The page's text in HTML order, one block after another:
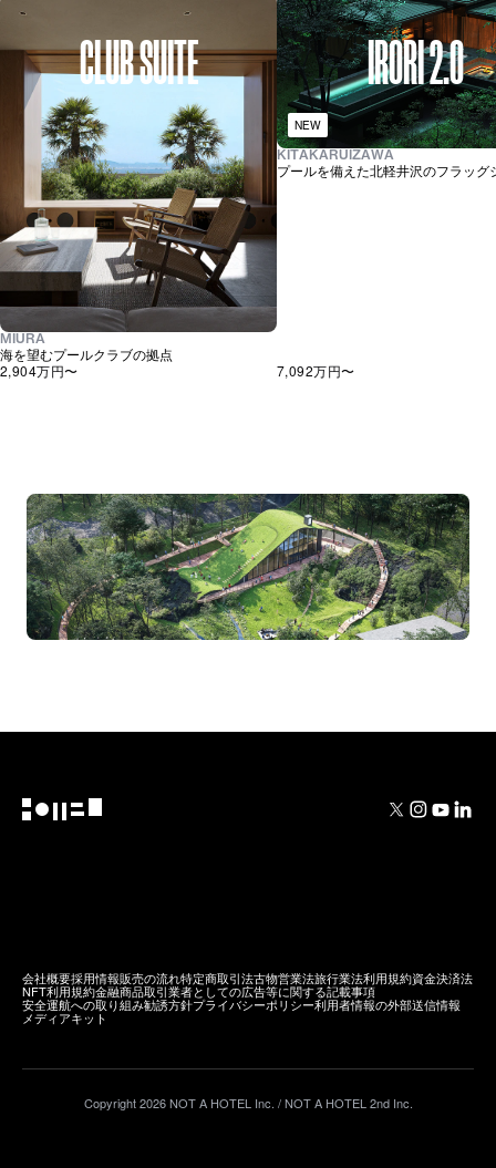
CLUB SUITE
MIURA
海を望むプールクラブの拠点
2,904万円〜
IRORI 2.0
NEW
KITAKARUIZAWA
プールを備えた北軽井沢のフラッグ
7,092万円〜
会社概要採用情報販売の流れ特定商取引法古物営業法旅行業法利用規約資金決済法
NFT利用規約金融商品取引業者としての広告等に関する記載事項
安全運航への取り組み勧誘方針プライバシーポリシー利用者情報の外部送信情報
メディアキット
Copyright2026NOT A HOTEL Inc. / NOT A HOTEL 2nd Inc.